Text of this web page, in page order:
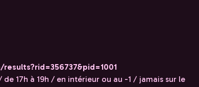
17h à 19h / en intérieur ou au -1 / jamais sur le